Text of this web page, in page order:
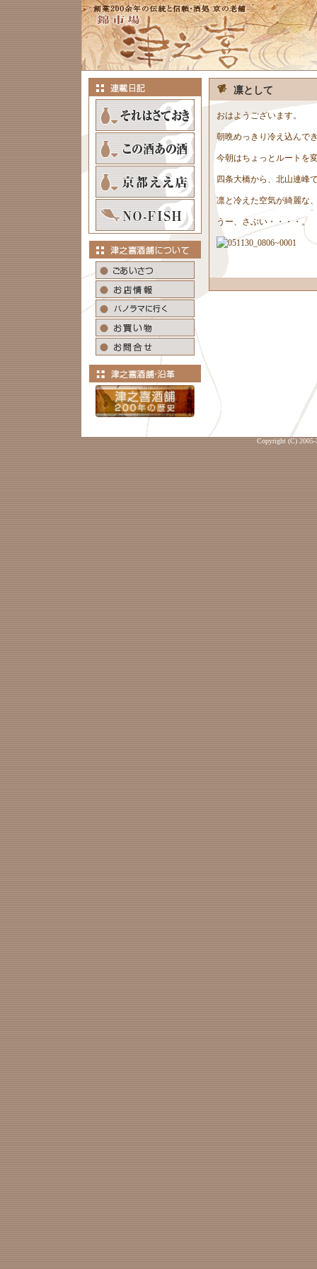
凛として
おはようございます。
朝晩めっきり冷え込んで
今朝はちょっとルートを
四条大橋から、北山連峰
凛と冷えた空気が綺麗な
うー、さぶい・・・・。
Copyright (C) 2005-